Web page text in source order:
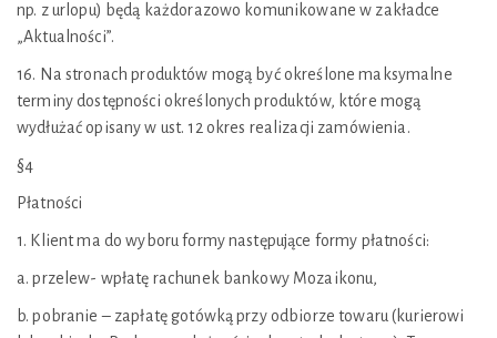
np. z urlopu) będą każdorazowo komunikowane w zakładce
„Aktualności”.
16. Na stronach produktów mogą być określone maksymalne
terminy dostępności określonych produktów, które mogą
wydłużać opisany w ust. 12 okres realizacji zamówienia.
§4
Płatności
1. Klient ma do wyboru formy następujące formy płatności:
a. przelew- wpłatę rachunek bankowy Mozaikonu,
b. pobranie – zapłatę gotówką przy odbiorze towaru (kurierowi